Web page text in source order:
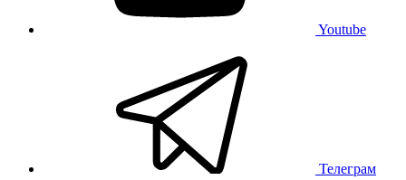
Youtube
Телеграм